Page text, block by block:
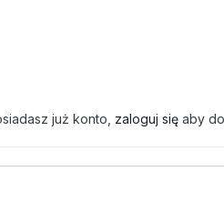
już konto, zaloguj się aby